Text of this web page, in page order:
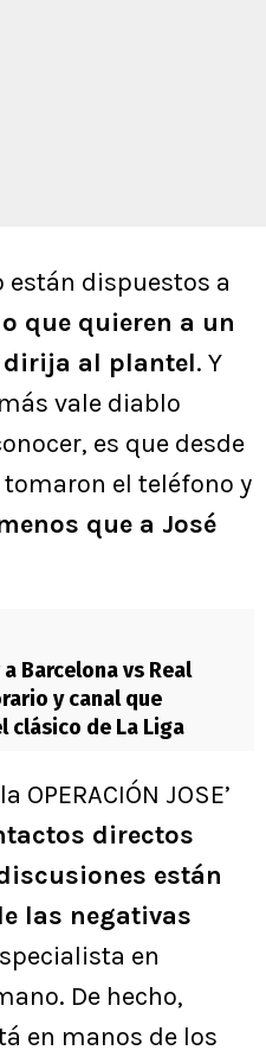
están dispuestos a
que quieren a un
dirija al plantel. Y
vale diablo
es que desde
el teléfono y
que a José
Barcelona vs Real
y canal que
clásico de La Liga
JOSE’
directos
están
las negativas
en
De hecho,
en manos de los